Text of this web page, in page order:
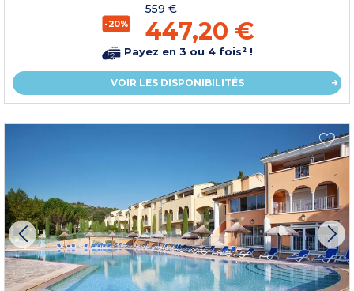
-20%
559 €
447,20 €
Payez en 3 ou 4 fois² !
VOIR LES DISPONIBILITÉS